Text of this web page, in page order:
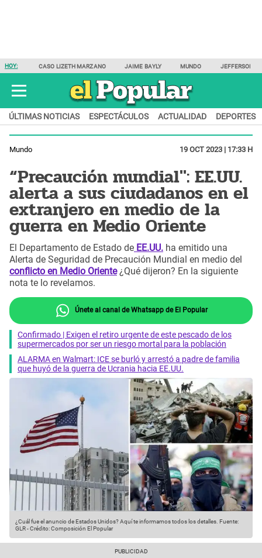
HOY: CASO LIZETH MARZANO JAIME BAYLY MUNDO JEFFERSON
ÚLTIMAS NOTICIAS ESPECTÁCULOS ACTUALIDAD DEPORTES
Mundo 19 OCT 2023 | 17:33 H
“Precaución mundial": EE.UU.
alerta a sus ciudadanos en el
extranjero en medio de la
guerra en Medio Oriente
El Departamento de Estado de EE.UU. ha emitido una
Alerta de Seguridad de Precaución Mundial en medio del
conflicto en Medio Oriente¿Qué dijeron? En la siguiente
nota te lo revelamos.
Únete al canal de Whatsapp de El Popular
Confirmado | Exigen el retiro urgente de este pescado de los
supermercados por ser un riesgo mortal para la población
ALARMA en Walmart: ICE se burló y arrestó a padre de familia
que huyó de la guerra de Ucrania hacia EE.UU.
¿Cuál fue el anuncio de Estados Unidos? Aquí te informamos todos los detalles. Fuente:
GLR-Crédito: Composición El Popular